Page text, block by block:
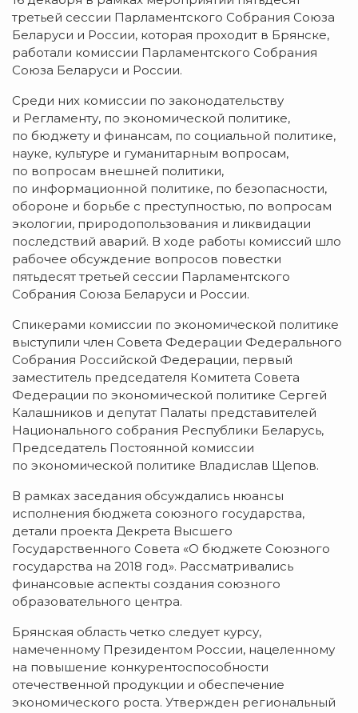
третьей сессии Парламентского Собрания Союза
Беларуси и России, которая проходит в Брянске,
работали комиссии Парламентского Собрания
Союза Беларуси и России.
Среди них комиссии по законодательству
и Регламенту, по экономической политике,
по бюджету и финансам, по социальной политике,
науке, культуре и гуманитарным вопросам,
по вопросам внешней политики,
по информационной политике, по безопасности,
обороне и борьбе с преступностью, по вопросам
экологии, природопользования и ликвидации
последствий аварий. В ходе работы комиссий шло
рабочее обсуждение вопросов повестки
пятьдесят третьей сессии Парламентского
Собрания Союза Беларуси и России.
Спикерами комиссии по экономической политике
выступили член Совета Федерации Федерального
Собрания Российской Федерации, первый
заместитель председателя Комитета Совета
Федерации по экономической политике Сергей
Калашников и депутат Палаты представителей
Национального собрания Республики Беларусь,
Председатель Постоянной комиссии
по экономической политике Владислав Щепов.
В рамках заседания обсуждались нюансы
исполнения бюджета союзного государства,
детали проекта Декрета Высшего
Государственного Совета «О бюджете Союзного
государства на 2018 год». Рассматривались
финансовые аспекты создания союзного
образовательного центра.
Брянская область четко следует курсу,
намеченному Президентом России, нацеленному
на повышение конкурентоспособности
отечественной продукции и обеспечение
экономического роста. Утвержден региональный